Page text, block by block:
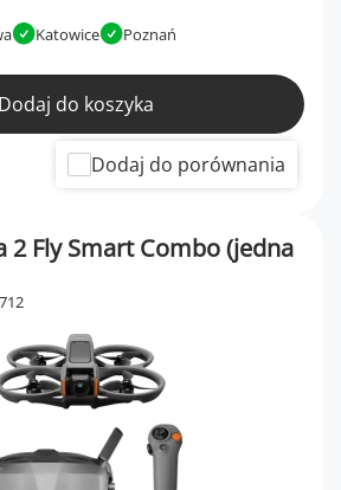
Katowice Poznań
Dodaj do koszyka
Dodaj do porównania
2 Fly Smart Combo (jedna